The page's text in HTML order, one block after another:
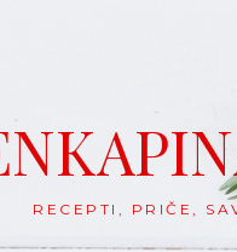
RECEPTI, PRIČE,